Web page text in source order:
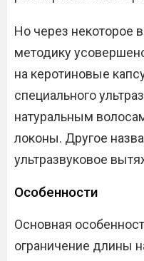
Но через некоторое
методику
на керотиновые
специального
натуральным
локоны. Другое
ультразвуковое
Особенности
Основная
ограничение длины